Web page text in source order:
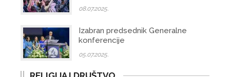
08.07.2025.
Izabran predsednik Generalne
konferencije
05.07.2025.